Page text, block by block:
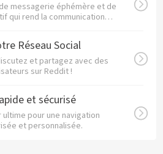
messagerie éphémère et de
qui rend la communication
Réseau Social
et partagez avec des
sur Reddit !
et sécurisé
ultime pour une navigation
et personnalisée.